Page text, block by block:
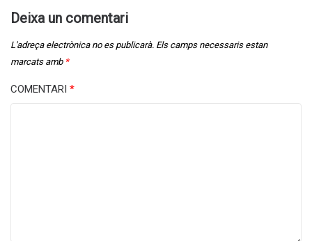
Deixa un comentari
L'adreça electrònica no es publicarà. Els camps necessaris estan
marcats amb *
COMENTARI *